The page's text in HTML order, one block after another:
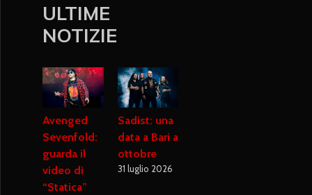
ULTIME
NOTIZIE
Avenged
Sevenfold:
guarda il
video di
“Statica”
Sadist: una
data a Bari a
ottobre
31 luglio 2026